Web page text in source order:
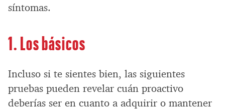
síntomas.
1. Los básicos
Incluso si te sientes bien, las siguientes
pruebas pueden revelar cuán proactivo
deberías ser en cuanto a adquirir o mantener